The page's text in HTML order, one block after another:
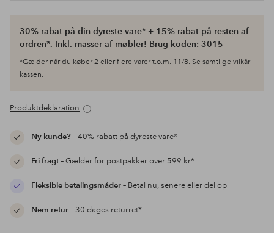
30% rabat på din dyreste vare* + 15% rabat på resten af
ordren*. Inkl. masser af møbler! Brug koden: 3015
*Gælder når du køber 2 eller flere varer t.o.m. 11/8. Se samtlige vilkår i
kassen.
Produktdeklaration
Ny kunde?– 40% rabatt på dyreste vare*
Fri fragt– Gælder for postpakker over 599 kr*
Fleksible betalingsmåder– Betal nu, senere eller del op
Nem retur– 30 dages returret*